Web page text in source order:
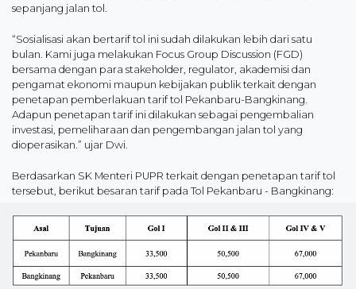
sepanjang jalan tol.
“Sosialisasi akan bertarif tol ini sudah dilakukan lebih dari satu
bulan. Kami juga melakukan Focus Group Discussion (FGD)
bersama dengan para stakeholder, regulator, akademisi dan
pengamat ekonomi maupun kebijakan publik terkait dengan
penetapan pemberlakuan tarif tol Pekanbaru-Bangkinang.
Adapun penetapan tarif ini dilakukan sebagai pengembalian
investasi, pemeliharaan dan pengembangan jalan tol yang
dioperasikan.” ujar Dwi.
Berdasarkan SK Menteri PUPR terkait dengan penetapan tarif tol
tersebut, berikut besaran tarif pada Tol Pekanbaru - Bangkinang: